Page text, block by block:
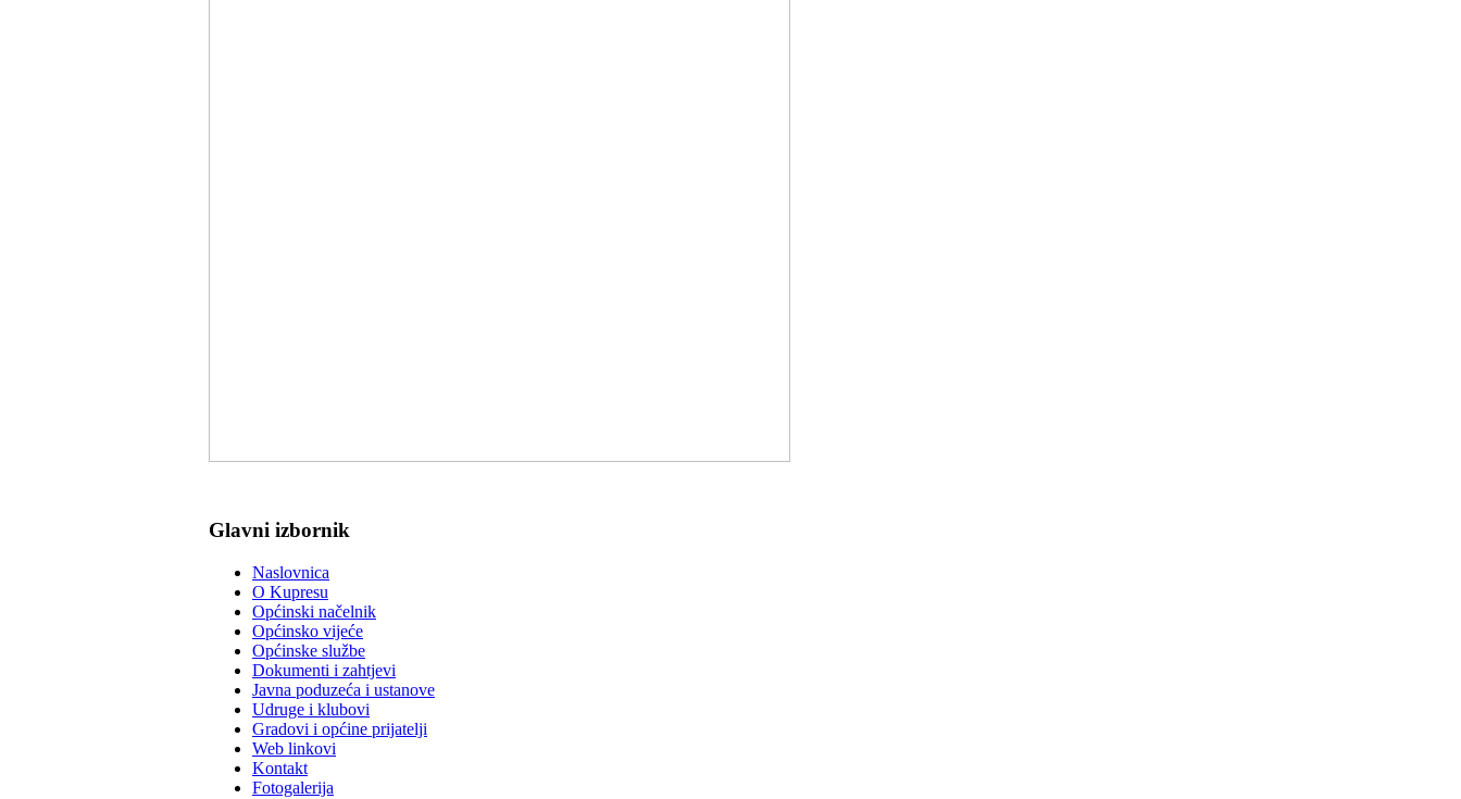
Glavni izbornik
Naslovnica
O Kupresu
Općinski načelnik
Općinsko vijeće
Općinske službe
Dokumenti i zahtjevi
Javna poduzeća i ustanove
Udruge i klubovi
Gradovi i općine prijatelji
Web linkovi
Kontakt
Fotogalerija